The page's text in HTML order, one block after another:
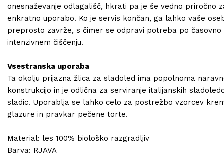
onesnaževanje odlagališč, hkrati pa je še vedno priročno
enkratno uporabo. Ko je servis končan, ga lahko vaše
preprosto zavrže, s čimer se odpravi potreba po časovno
intenzivnem čiščenju.
Vsestranska uporaba
Ta okolju prijazna žlica za sladoled ima popolnoma
konstrukcijo in je odlična za serviranje italijanskih
sladic. Uporablja se lahko celo za postrežbo vzorcev
glazure in pravkar pečene torte.
Material: les 100% biološko razgradljiv
Barva: RJAVA